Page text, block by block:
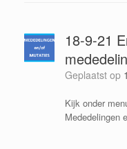
18-9-21
Geplaatst op
Kijk onder
Mededelingen